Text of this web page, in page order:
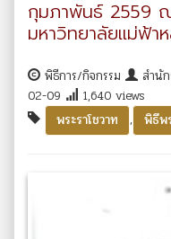
กุมภาพันธ์ 2559
มหาวิทยาลัยแม่ฟ้า
พิธีการ/กิจกรรม สำนั
02-09
1,640 views
พระราโชวาท
, พิธีพ